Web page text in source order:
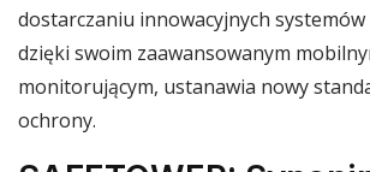
dostarczaniu innowacyjnych
dzięki swoim zaawansowanym
monitorującym, ustanawia nowy
ochrony.